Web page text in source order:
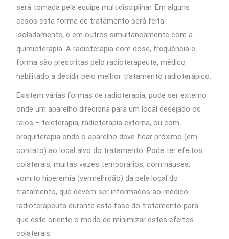
será tomada pela equipe multidisciplinar. Em alguns
casos esta forma de tratamento será feita
isoladamente, e em outros simultaneamente com a
quimioterapia. A radioterapia com dose, frequência e
forma são prescritas pelo radioterapeuta, médico
habilitado a decidir pelo melhor tratamento radioterápico.
Existem várias formas de radioterapia, pode ser externo
onde um aparelho direciona para um local desejado os
raios – teleterapia, radioterapia externa, ou com
braquiterapia onde o aparelho deve ficar próximo (em
contato) ao local alvo do tratamento. Pode ter efeitos
colaterais, muitas vezes temporários, com náusea,
vomito hiperemia (vermelhidão) da pele local do
tratamento, que devem ser informados ao médico
radioterapeuta durante esta fase do tratamento para
que este oriente o modo de minimizar estes efeitos
colaterais.